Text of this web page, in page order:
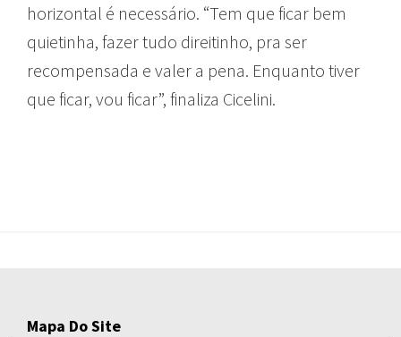
horizontal é necessário. “Tem que ficar bem
quietinha, fazer tudo direitinho, pra ser
recompensada e valer a pena. Enquanto tiver
que ficar, vou ficar”, finaliza Cicelini.
Mapa Do Site